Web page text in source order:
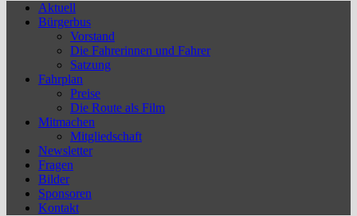
Aktuell
Bürgerbus
Vorstand
Die Fahrerinnen und Fahrer
Satzung
Fahrplan
Preise
Die Route als Film
Mitmachen
Mitgliedschaft
Newsletter
Fragen
Bilder
Sponsoren
Kontakt